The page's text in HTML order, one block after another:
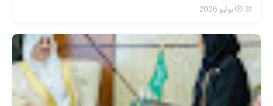
31 يوليو 2026